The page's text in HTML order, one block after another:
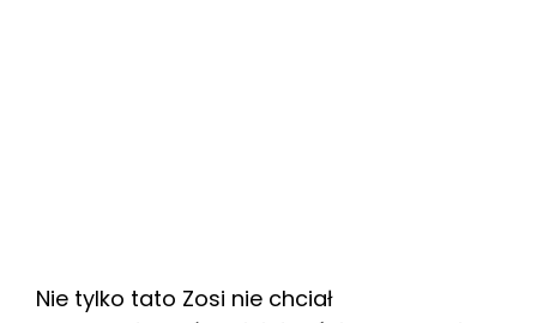
Nie tylko tato Zosi nie chciał